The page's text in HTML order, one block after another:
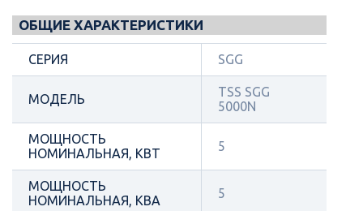
ОБЩИЕ ХАРАКТЕРИСТИКИ
СЕРИЯ SGG
МОДЕЛЬ
TSS SGG
5000N
МОЩНОСТЬ
НОМИНАЛЬНАЯ, КВТ
5
МОЩНОСТЬ
НОМИНАЛЬНАЯ, КВА
5